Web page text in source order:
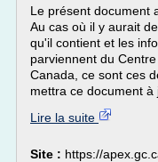
Le présent document
Au cas où il y aurait
qu'il contient et les
parviennent du
Canada, ce sont ces
mettra ce document à
Lire la suite
Site : https://